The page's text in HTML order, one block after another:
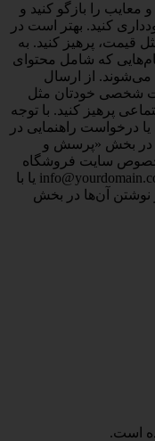
را بازگو کنید و
کنید. بهتر است در
قیمت، پرهیز کنید. به
که شامل محتوای
می‌شوند. از ارسال
شخصی خودتان مثل
پرهیز کنید. با توجه
درخواست راهنمایی در
در بخش «پرسش و
خصوص سایت فروشگاه
ما، خدمات و درخواست کالا را با ایمیل info@yourdomain.com یا با
و از نوشتن آن‌ها در بخش
است.